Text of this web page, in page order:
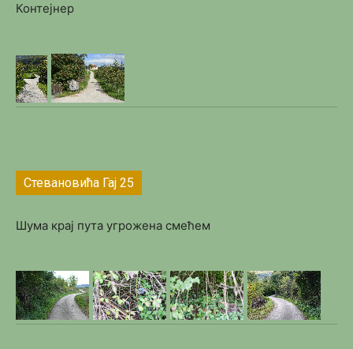
Контејнер
Стевановића Гај 25
Шума крај пута угрожена смећем